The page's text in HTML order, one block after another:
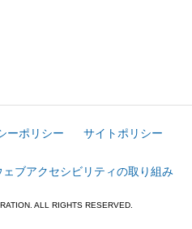
ーポリシー サイトポリシー
ェブアクセシビリティの取り組み
ALL RIGHTS RESERVED.